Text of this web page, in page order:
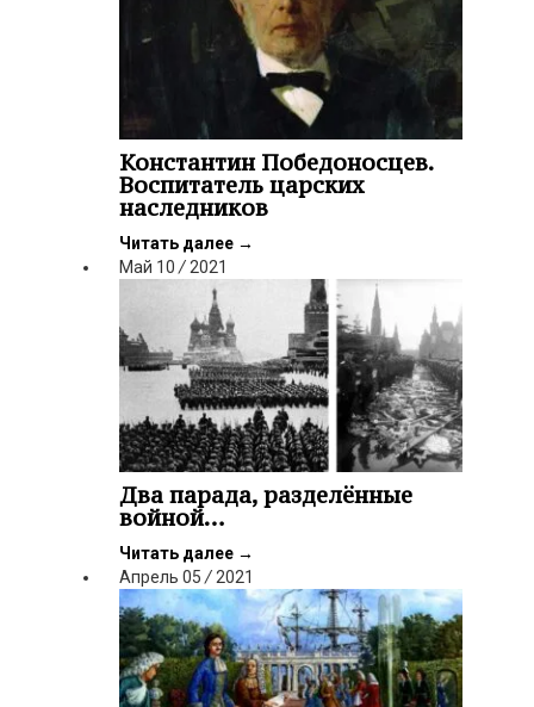
Константин Победоносцев.
Воспитатель царских
наследников
Читать далее →
Май 10 / 2021
Два парада, разделённые
войной…
Читать далее →
Апрель 05 / 2021